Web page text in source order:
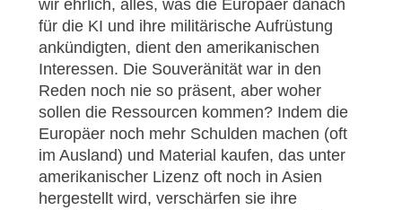
wir ehrlich, alles, was die Europäer danach
für die KI und ihre militärische Aufrüstung
ankündigten, dient den amerikanischen
Interessen. Die Souveränität war in den
Reden noch nie so präsent, aber woher
sollen die Ressourcen kommen? Indem die
Europäer noch mehr Schulden machen (oft
im Ausland) und Material kaufen, das unter
amerikanischer Lizenz oft noch in Asien
hergestellt wird, verschärfen sie ihre